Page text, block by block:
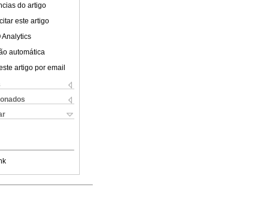
do artigo
este artigo
Analytics
automática
artigo por email